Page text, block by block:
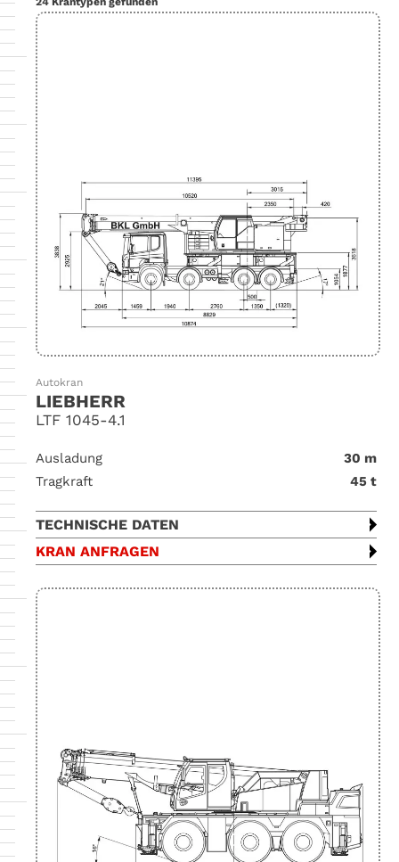
Autokran
LIEBHERR
LTF 1045-4.1
Ausladung
30 m
Tragkraft
45 t
TECHNISCHE DATEN
KRAN ANFRAGEN